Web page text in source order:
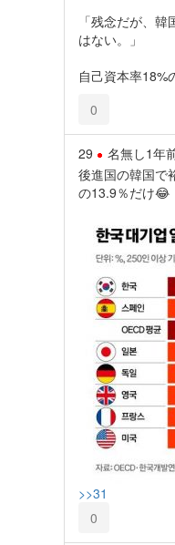
「残念だが、
はない。」
自己資本率18%
0
29 名無し1年
後進国の韓国で
の13.9％だけ😂
>>31
0